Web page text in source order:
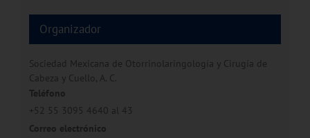
Organizador
Sociedad Mexicana de Otorrinolaringología y Cirugía de
Cabeza y Cuello, A. C.
Teléfono
+52 55 3095 4640 al 43
Correo electrónico